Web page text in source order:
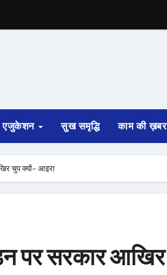
एजुकेशन सुख समृद्धि काम की ख़बर
चुप क्यों- आइरा
पर सरकार